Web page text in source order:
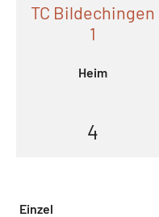
TC Bildechingen
1
Heim
4
Einzel